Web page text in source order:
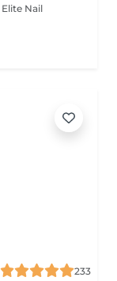
Nail
233